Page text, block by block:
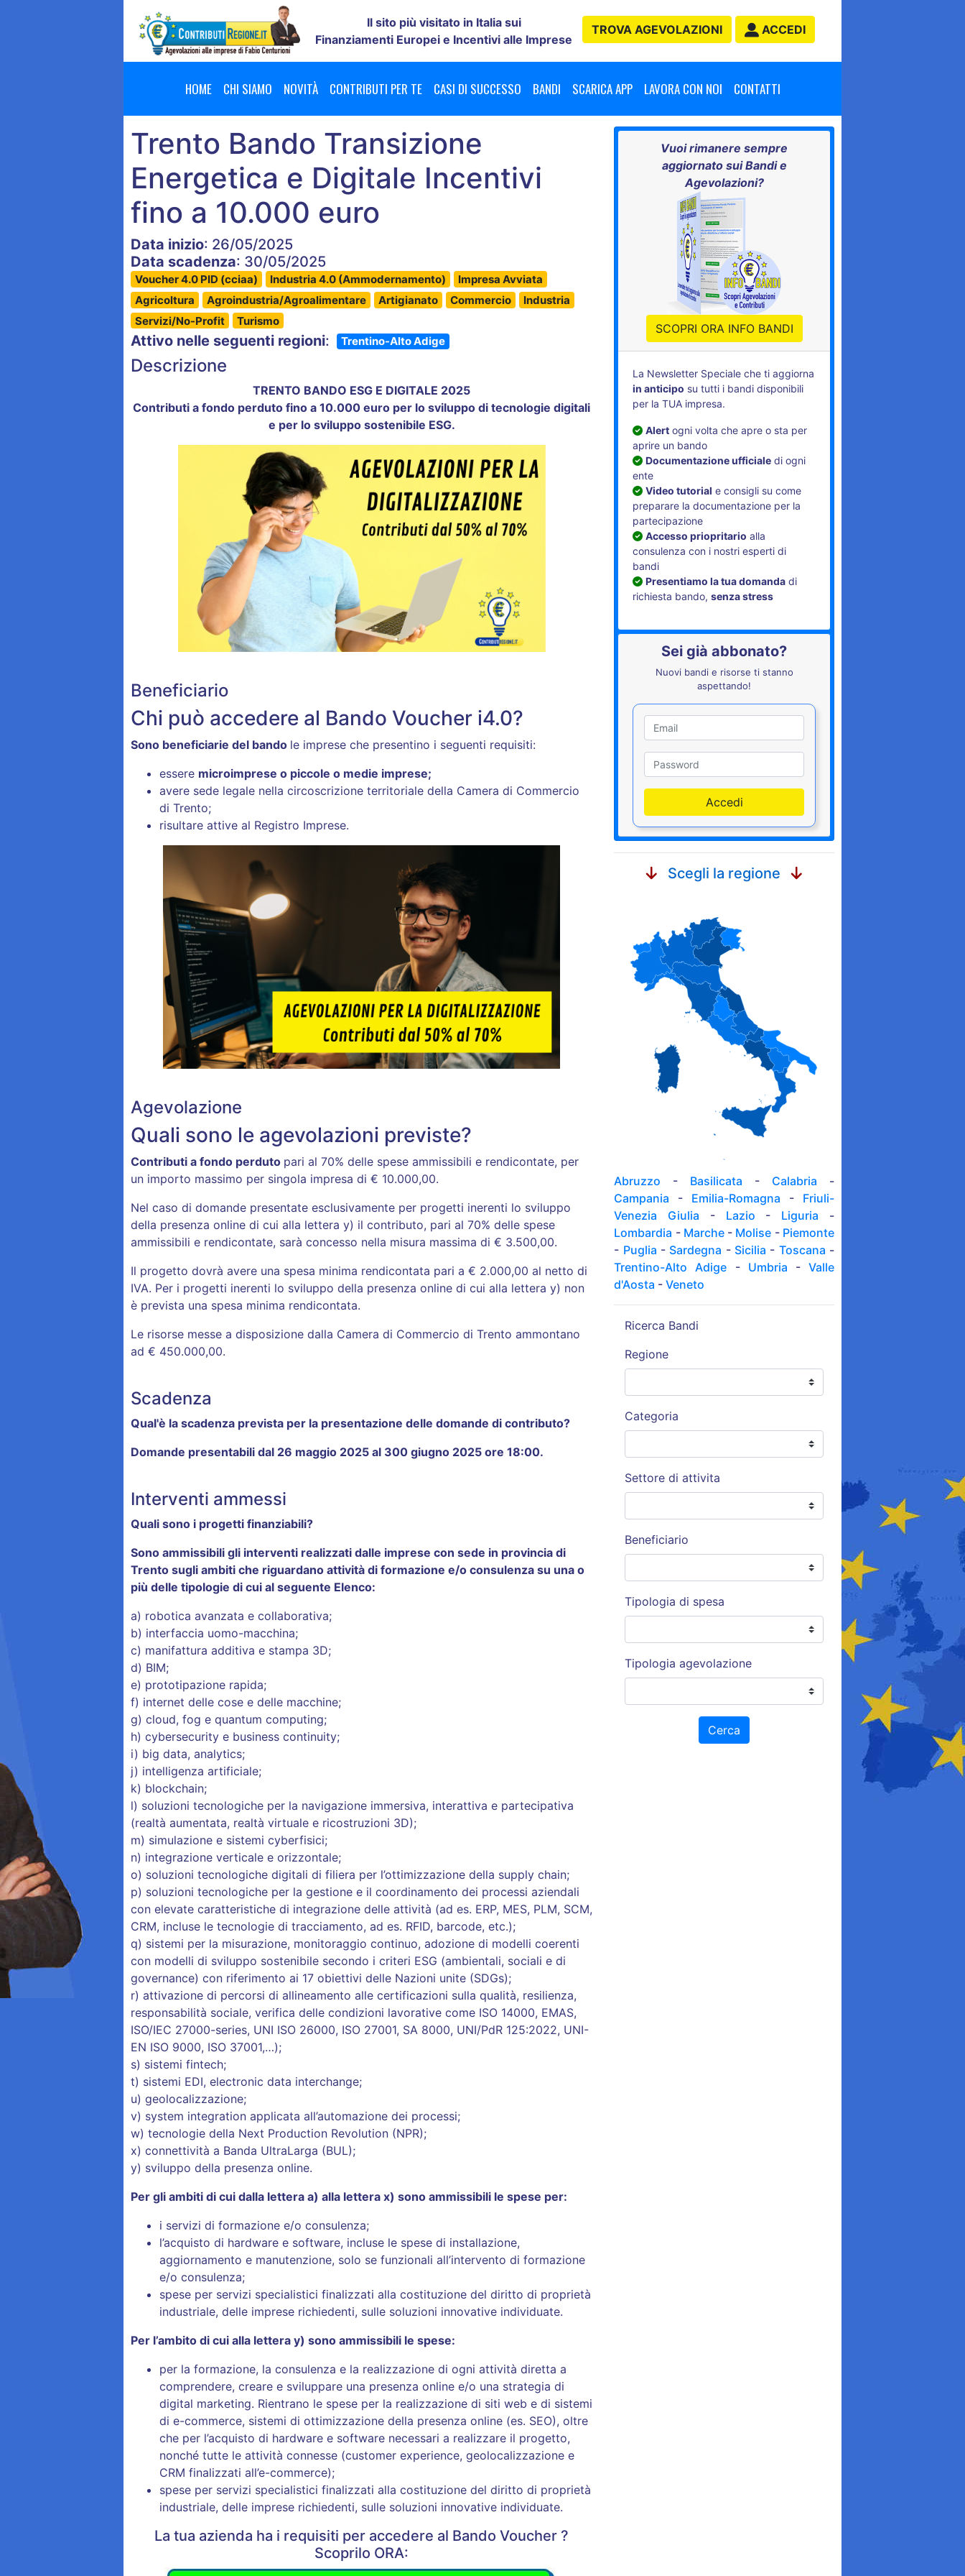
Il sito più visitato in Italia sui
Finanziamenti Europei e Incentivi alle Imprese
TROVAAGEVOLAZIONI ACCEDI
HOME CHI SIAMO NOVITÀ CONTRIBUTI PER TE CASI DI SUCCESSO BANDI SCARICA APP LAVORA CON NOI CONTATTI
Trento Bando Transizione
Energetica e Digitale Incentivi
fino a 10.000 euro
Data inizio: 26/05/2025
Data scadenza: 30/05/2025
Voucher 4.0 PID (cciaa) Industria 4.0 (Ammodernamento)
Impresa Avviata
Agricoltura
Agroindustria/Agroalimentare Artigianato Commercio
Industria
Servizi/No-Profit
Turismo
Attivo nelle seguenti regioni: Trentino-Alto Adige
Descrizione
TRENTO BANDO ESG E DIGITALE 2025
Contributi a fondo perduto fino a 10.000 euro per lo sviluppo di tecnologie digitali
e per lo sviluppo sostenibile ESG.
Beneficiario
Chi può accedere al Bando Voucher i4.0?
Sono beneficiarie del bando le imprese che presentino i seguenti requisiti:
essere microimprese o piccole o medie imprese;
avere sede legale nella circoscrizione territoriale della Camera di Commercio
di Trento;
risultare attive al Registro Imprese.
Agevolazione
Quali sono le agevolazioni previste?
Contributi a fondo perduto pari al 70% delle spese ammissibili e rendicontate, per
un importo massimo per singola impresa di € 10.000,00.
Nel caso di domande presentate esclusivamente per progetti inerenti lo sviluppo
della presenza online di cui alla lettera y) il contributo, pari al 70% delle spese
ammissibili e rendicontate, sarà concesso nella misura massima di € 3.500,00.
Il progetto dovrà avere una spesa minima rendicontata pari a € 2.000,00 al netto di
IVA. Per i progetti inerenti lo sviluppo della presenza online di cui alla lettera y) non
è prevista una spesa minima rendicontata.
Le risorse messe a disposizione dalla Camera di Commercio di Trento ammontano
ad € 450.000,00.
Scadenza
Qual'è la scadenza prevista per la presentazione delle domande di contributo?
Domande presentabili dal 26 maggio 2025 al 300 giugno 2025 ore 18:00.
Interventi ammessi
Quali sono i progetti finanziabili?
Sono ammissibili gli interventi realizzati dalle imprese con sede in provincia di
Trento sugli ambiti che riguardano attività di formazione e/o consulenza su una o
più delle tipologie di cui al seguente Elenco:
a) robotica avanzata e collaborativa;
b) interfaccia uomo-macchina;
c) manifattura additiva e stampa 3D;
d) BIM;
e) prototipazione rapida;
f) internet delle cose e delle macchine;
g) cloud, fog e quantum computing;
h) cybersecurity e business continuity;
i) big data, analytics;
j) intelligenza artificiale;
k) blockchain;
l) soluzioni tecnologiche per la navigazione immersiva, interattiva e partecipativa
(realtà aumentata, realtà virtuale e ricostruzioni 3D);
m) simulazione e sistemi cyberfisici;
n) integrazione verticale e orizzontale;
o) soluzioni tecnologiche digitali di filiera per l’ottimizzazione della supply chain;
p) soluzioni tecnologiche per la gestione e il coordinamento dei processi aziendali
con elevate caratteristiche di integrazione delle attività (ad es. ERP, MES, PLM, SCM,
CRM, incluse le tecnologie di tracciamento, ad es. RFID, barcode, etc.);
q) sistemi per la misurazione, monitoraggio continuo, adozione di modelli coerenti
con modelli di sviluppo sostenibile secondo i criteri ESG (ambientali, sociali e di
governance) con riferimento ai 17 obiettivi delle Nazioni unite (SDGs);
r) attivazione di percorsi di allineamento alle certificazioni sulla qualità, resilienza,
responsabilità sociale, verifica delle condizioni lavorative come ISO 14000, EMAS,
ISO/IEC 27000-series, UNI ISO 26000, ISO 27001, SA 8000, UNI/PdR 125:2022, UNI-
EN ISO 9000, ISO 37001,…);
s) sistemi fintech;
t) sistemi EDI, electronic data interchange;
u) geolocalizzazione;
v) system integration applicata all’automazione dei processi;
w) tecnologie della Next Production Revolution (NPR);
x) connettività a Banda UltraLarga (BUL);
y) sviluppo della presenza online.
Per gli ambiti di cui dalla lettera a) alla lettera x) sono ammissibili le spese per:
i servizi di formazione e/o consulenza;
l’acquisto di hardware e software, incluse le spese di installazione,
aggiornamento e manutenzione, solo se funzionali all’intervento di formazione
e/o consulenza;
spese per servizi specialistici finalizzati alla costituzione del diritto di proprietà
industriale, delle imprese richiedenti, sulle soluzioni innovative individuate.
Per l’ambito di cui alla lettera y) sono ammissibili le spese:
per la formazione, la consulenza e la realizzazione di ogni attività diretta a
comprendere, creare e sviluppare una presenza online e/o una strategia di
digital marketing. Rientrano le spese per la realizzazione di siti web e di sistemi
di e-commerce, sistemi di ottimizzazione della presenza online (es. SEO), oltre
che per l’acquisto di hardware e software necessari a realizzare il progetto,
nonché tutte le attività connesse (customer experience, geolocalizzazione e
CRM finalizzati all’e-commerce);
spese per servizi specialistici finalizzati alla costituzione del diritto di proprietà
industriale, delle imprese richiedenti, sulle soluzioni innovative individuate.
La tua azienda ha i requisiti per accedere al Bando Voucher ?
Scoprilo ORA:
Vuoi rimanere sempre
aggiornato sui Bandi e
Agevolazioni?
SCOPRI ORA INFO BANDI
La Newsletter Speciale che ti aggiorna
in anticipo su tutti i bandi disponibili
per la TUA impresa.
Alert ogni volta che apre o sta per
aprire un bando
Documentazione ufficiale di ogni
ente
Video tutorial e consigli su come
preparare la documentazione per la
partecipazione
Accesso priopritario alla
consulenza con i nostri esperti di
bandi
Presentiamo la tua domanda di
richiesta bando,senza stress
Sei già abbonato?
Nuovi bandi e risorse ti stanno
aspettando!
Accedi
Scegli la regione
Abruzzo - Basilicata - Calabria -
Campania - Emilia-Romagna - Friuli-
Venezia Giulia - Lazio - Liguria -
Lombardia - Marche- Molise - Piemonte
- Puglia - Sardegna - Sicilia - Toscana -
Trentino-Alto Adige - Umbria - Valle
d'Aosta -Veneto
Ricerca Bandi
Regione
Categoria
Settore di attivita
Beneficiario
Tipologia di spesa
Tipologia agevolazione
Cerca